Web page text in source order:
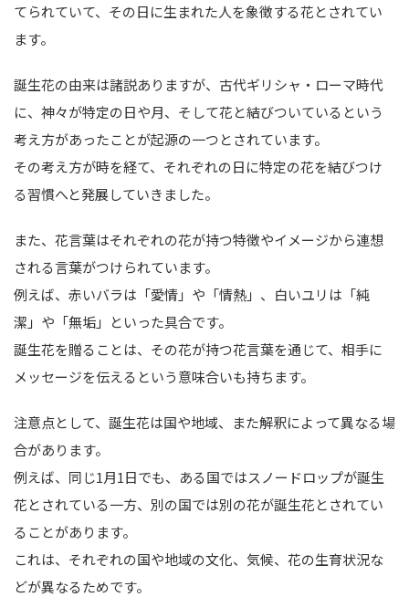
てられていて、その日に生まれた人を象徴する花とされてい
ます。
誕生花の由来は諸説ありますが、古代ギリシャ・ローマ時代
に、神々が特定の日や月、そして花と結びついているという
考え方があったことが起源の一つとされています。
その考え方が時を経て、それぞれの日に特定の花を結びつけ
る習慣へと発展していきました。
また、花言葉はそれぞれの花が持つ特徴やイメージから連想
される言葉がつけられています。
例えば、赤いバラは「愛情」や「情熱」、白いユリは「純
潔」や「無垢」といった具合です。
誕生花を贈ることは、その花が持つ花言葉を通じて、相手に
メッセージを伝えるという意味合いも持ちます。
注意点として、誕生花は国や地域、また解釈によって異なる場
合があります。
例えば、同じ1月1日でも、ある国ではスノードロップが誕生
花とされている一方、別の国では別の花が誕生花とされてい
ることがあります。
これは、それぞれの国や地域の文化、気候、花の生育状況な
どが異なるためです。